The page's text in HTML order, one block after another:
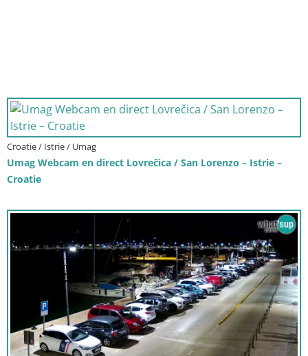
Croatie / Istrie / Umag
Umag Webcam en direct Lovrečica / San Lorenzo – Istrie –
Croatie